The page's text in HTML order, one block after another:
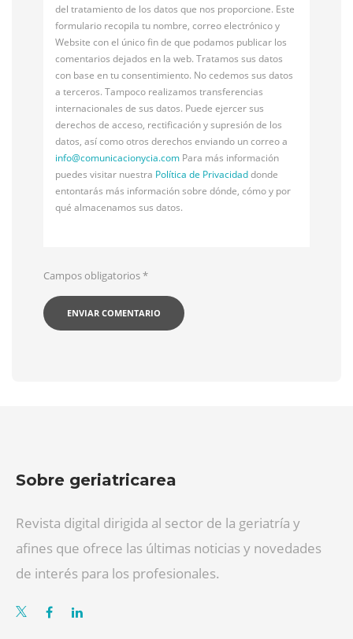
del tratamiento de los datos que nos proporcione. Este
formulario recopila tu nombre, correo electrónico y
Website con el único fin de que podamos publicar los
comentarios dejados en la web. Tratamos sus datos
con base en tu consentimiento. No cedemos sus datos
a terceros. Tampoco realizamos transferencias
internacionales de sus datos. Puede ejercer sus
derechos de acceso, rectificación y supresión de los
datos, así como otros derechos enviando un correo a
info@comunicacionycia.com Para más información
puedes visitar nuestra Política de Privacidaddonde
entontarás más información sobre dónde, cómo y por
qué almacenamos sus datos.
Campos obligatorios*
Sobre geriatricarea
Revista digital dirigida al sector de la geriatría y
afines que ofrece las últimas noticias y novedades
de interés para los profesionales.